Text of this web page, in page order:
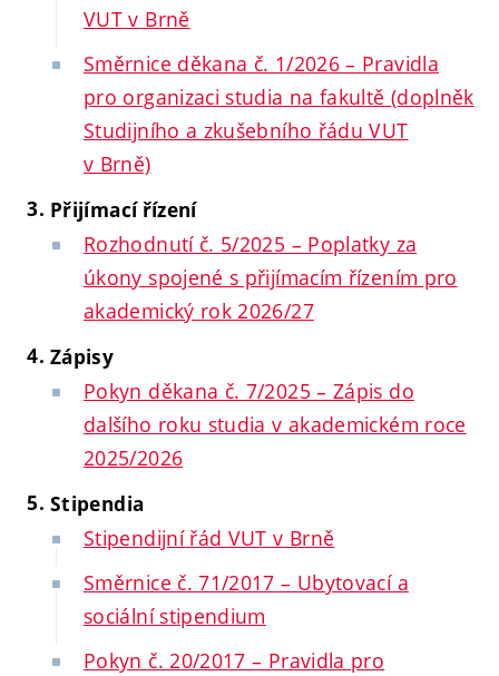
VUT v Brně
Směrnice děkana č. 1/2026 – Pravidla
pro organizaci studia na fakultě (doplněk
Studijního a zkušebního řádu VUT
v Brně)
Přijímací řízení
Rozhodnutí č. 5/2025 – Poplatky za
úkony spojené s přijímacím řízením pro
akademický rok 2026/27
Zápisy
Pokyn děkana č. 7/2025 – Zápis do
dalšího roku studia v akademickém roce
2025/2026
Stipendia
Stipendijní řád VUT v Brně
Směrnice č. 71/2017 – Ubytovací a
sociální stipendium
Pokyn č. 20/2017 – Pravidla pro